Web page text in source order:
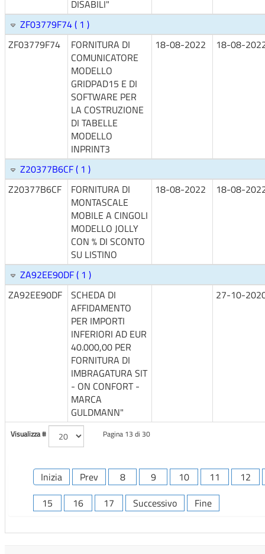
Visualizza # Pagina 13 di 30
Inizia Prev 8 9 10 11
12
15
16 17 Successivo Fine
DISABILI"
ZF03779F74 ( 1 )
ZF03779F74
FORNITURA DI
COMUNICATORE
MODELLO
GRIDPAD15 E DI
SOFTWARE PER
LA COSTRUZIONE
DI TABELLE
MODELLO
INPRINT3
18-08-2022 18-08-
Z20377B6CF ( 1 )
Z20377B6CF
FORNITURA DI
MONTASCALE
MOBILE A CINGOLI
MODELLO JOLLY
CON % DI SCONTO
SU LISTINO
18-08-2022 18-08-
ZA92EE90DF ( 1 )
ZA92EE90DF
SCHEDA DI
AFFIDAMENTO
PER IMPORTI
INFERIORI AD EUR
40.000,00 PER
FORNITURA DI
IMBRAGATURA SIT
- ON CONFORT -
MARCA
GULDMANN"
27-10-